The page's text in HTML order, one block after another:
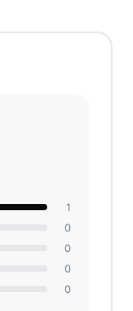
1
0
0
0
0